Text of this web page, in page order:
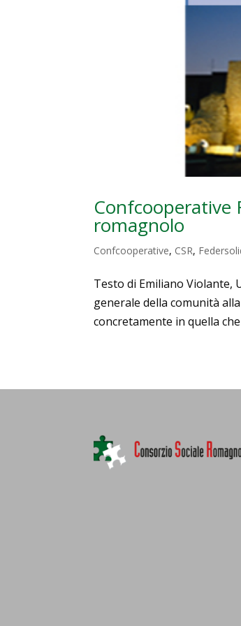
Confcooperative
romagnolo
Confcooperative, CSR,
Testo di Emiliano Violante,
generale della comunità
concretamente in quella